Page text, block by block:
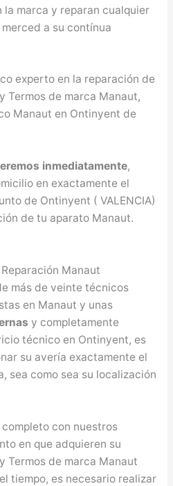
marca y reparan cualquier
a su contínua
experto en la reparación de
Termos de marca Manaut,
Manaut en Ontinyent de
inmediatamente,
en exactamente el
de Ontinyent ( VALENCIA)
de tu aparato Manaut.
Manaut
más de veinte técnicos
en Manaut y unas
y completamente
técnico en Ontinyent, es
su avería exactamente el
sea como sea su localización
con nuestros
en que adquieren su
Termos de marca Manaut
tiempo, es necesario realizar